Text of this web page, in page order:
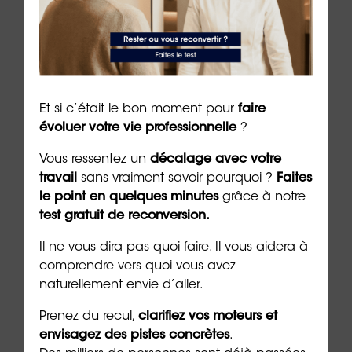
À lire sur le même thème
Retrouver la joie après un burn-
out : un chemin possible
4 min. de lecture
Et si c’était le bon moment pour faire
évoluer votre vie professionnelle?
Vous ressentez un décalage avec votre
travail sans vraiment savoir pourquoi ? Faites
le point en quelques minutesgrâce à notre
test gratuit de reconversion.
Il ne vous dira pas quoi faire. Il vous aidera à
comprendre vers quoi vous avez
naturellement envie d’aller.
Prenez du recul, clarifiez vos moteurs et
envisagez des pistes concrètes.